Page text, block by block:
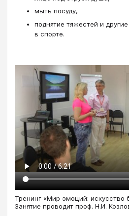
мыть посуду,
поднятие тяжестей и
в спорте.
Тренинг «Мир эмоций: искусство
Занятие проводит проф. Н.И.